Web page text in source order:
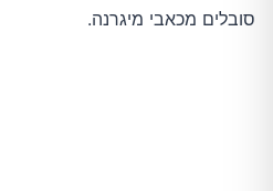
סובלים מכאבי מיגרנה.